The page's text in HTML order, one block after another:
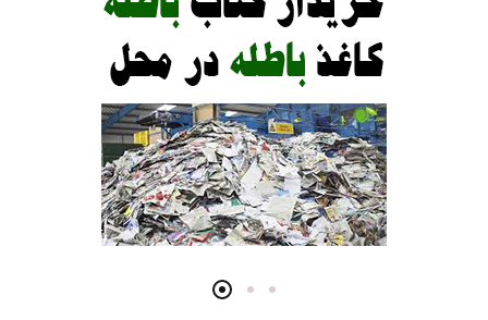
انتشارات سمت
انتشارات ویرایش
انتشارات ابن سینا
انتشارات ارسباران
انتشارات دانژه
انتشارات نشر نی